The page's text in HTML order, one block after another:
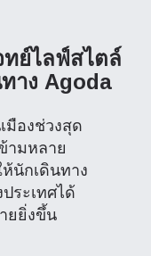
ทย์ไลฟ์สไตล์
าง Agoda
มืองช่วงสุด
ามหลาย
ห้นักเดินทาง
ระเทศได้
ยยิ่งขึ้น